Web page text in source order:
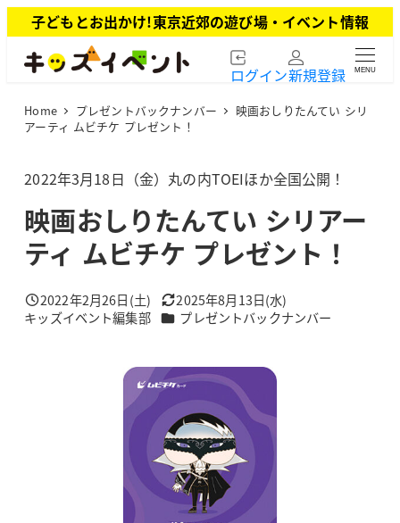
イ
子どもとお出かけ!東京近郊の遊び場・イベント情報
ログイン新規登録 MENU
Home プレゼントバックナンバー
映画おしりたんてい シリ
アーティ ムビチケ プレゼント！
2022年3月18日（金）丸の内TOEIほか全国公開！
映画おしりたんてい シリアー
ティ ムビチケ プレゼント！
投稿日
2022年2月26日(土) 更新日
2025年8月13日(水)
著
キッズイベント編集部 カテゴリー
プレゼントバックナンバー